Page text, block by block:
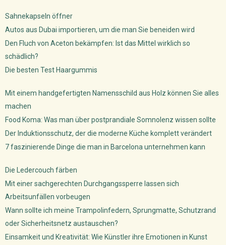
Sahnekapseln öffner
Autos aus Dubai importieren, um die man Sie beneiden wird
Den Fluch von Aceton bekämpfen: Ist das Mittel wirklich so
schädlich?
Die besten Test Haargummis
Mit einem handgefertigten Namensschild aus Holz können Sie alles
machen
Food Koma: Was man über postprandiale Somnolenz wissen sollte
Der Induktionsschutz, der die moderne Küche komplett verändert
7 faszinierende Dinge die man in Barcelona unternehmen kann
Die Ledercouch färben
Mit einer sachgerechten Durchgangssperre lassen sich
Arbeitsunfällen vorbeugen
Wann sollte ich meine Trampolinfedern, Sprungmatte, Schutzrand
oder Sicherheitsnetz austauschen?
Einsamkeit und Kreativität: Wie Künstler ihre Emotionen in Kunst